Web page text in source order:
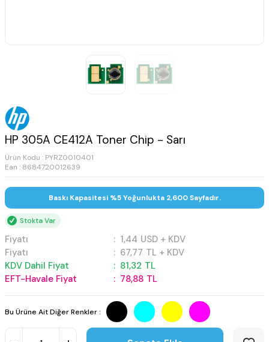
HP 305A CE412A Toner Chip - Sarı
Ürün Kodu : PYRZ0010401
Ean : 8684720012639
Baskı Kapasitesi %5 Yoğunlukta 2,600 Sayfadır.
Stokta Var
Fiyatı : 1,44 USD + KDV
Fiyatı
: 67,77 TL + KDV
KDV Dahil Fiyat
: 81,32 TL
EFT-Havale Fiyat
: 78,88 TL
Bu Ürüne Ait Diğer Renkler :